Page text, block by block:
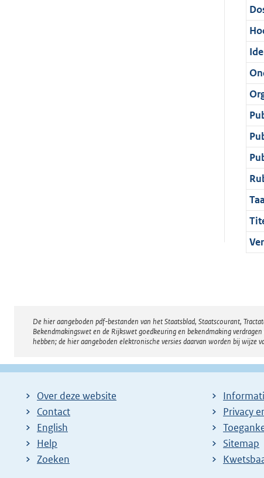
i
i
Disclaimer
De hier aangeboden pdf-bestanden van het Staatsblad, Staatscourant,
Bekendmakingswet en de Rijkswet goedkeuring en bekendmaking
hebben; de hier aangeboden elektronische versies daarvan worden bij wijze
Over deze website
Contact
English
Help
Zoeken
Privacy
Sitemap
E